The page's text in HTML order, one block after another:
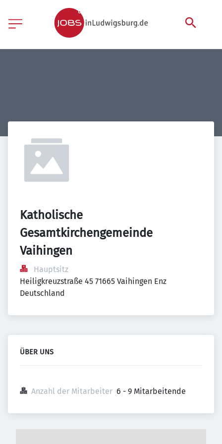
Katholische
Gesamtkirchengemeinde
Vaihingen
Hauptsitz
Heiligkreuzstraße 45 71665 Vaihingen Enz
Deutschland
ÜBER UNS
Anzahl der Mitarbeiter 6 - 9 Mitarbeitende